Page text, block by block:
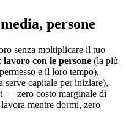
persone
senza moltiplicare il tuo
lavoro con le persone (la più
e il loro tempo),
serve capitale per iniziare),
— zero costo marginale di
mentre dormi, zero